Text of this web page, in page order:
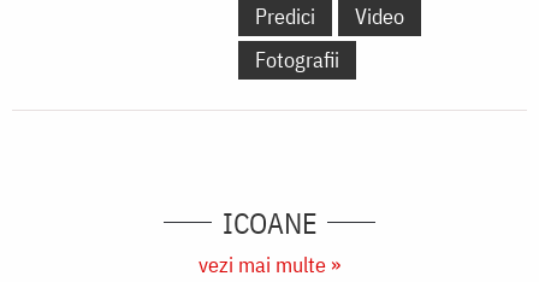
Predici
Video
Fotografii
ICOANE
vezi mai multe »